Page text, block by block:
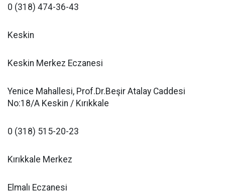
0 (318) 474-36-43
Keskin
Keskin Merkez Eczanesi
Yenice Mahallesi, Prof.Dr.Beşir Atalay Caddesi
No:18/A Keskin / Kırıkkale
0 (318) 515-20-23
Kırıkkale Merkez
Elmalı Eczanesi